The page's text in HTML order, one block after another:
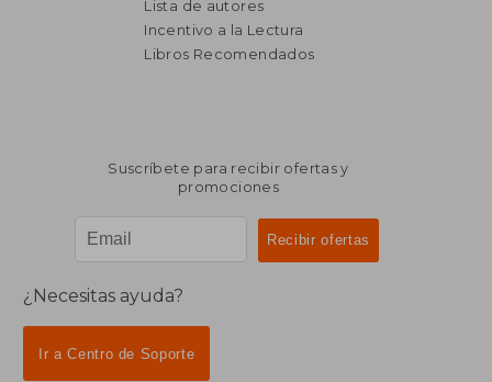
Lista de autores
Incentivo a la Lectura
Libros Recomendados
Suscríbete para recibir ofertas y
promociones
¿Necesitas ayuda?
Ir a Centro de Soporte